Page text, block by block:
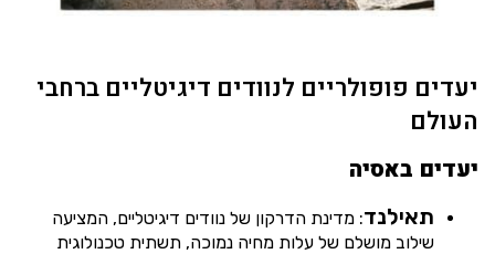
יעדים פופולריים לנוודים דיגיטליים ברחבי
העולם
יעדים באסיה
תאילנד: מדינת הדרקון של נוודים דיגיטליים, המציעה
שילוב מושלם של עלות מחיה נמוכה, תשתית טכנולוגית